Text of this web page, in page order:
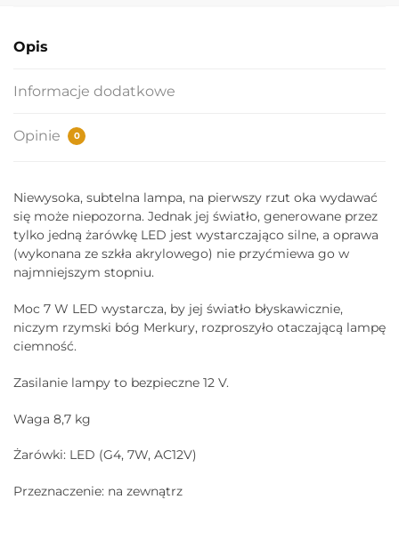
Opis
Informacje dodatkowe
Opinie 0
Niewysoka, subtelna lampa, na pierwszy rzut oka wydawać
się może niepozorna. Jednak jej światło, generowane przez
tylko jedną żarówkę LED jest wystarczająco silne, a oprawa
(wykonana ze szkła akrylowego) nie przyćmiewa go w
najmniejszym stopniu.
Moc 7 W LED wystarcza, by jej światło błyskawicznie,
niczym rzymski bóg Merkury, rozproszyło otaczającą lampę
ciemność.
Zasilanie lampy to bezpieczne 12 V.
Waga 8,7 kg
Żarówki: LED (G4, 7W, AC12V)
Przeznaczenie: na zewnątrz